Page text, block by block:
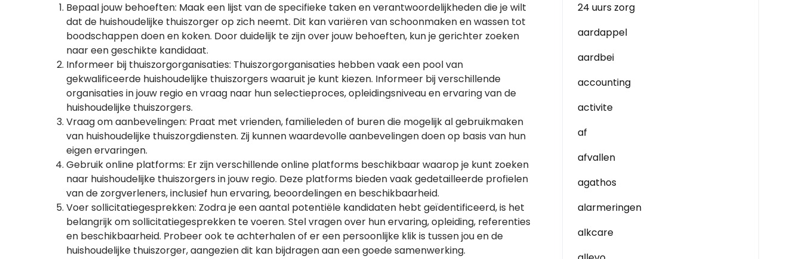
Bepaal jouw behoeften: Maak een lijst van de specifieke taken en verantwoordelijkheden die je wilt
dat de huishoudelijke thuiszorger op zich neemt. Dit kan variëren van schoonmaken en wassen tot
boodschappen doen en koken. Door duidelijk te zijn over jouw behoeften, kun je gerichter zoeken
naar een geschikte kandidaat.
Informeer bij thuiszorgorganisaties: Thuiszorgorganisaties hebben vaak een pool van
gekwalificeerde huishoudelijke thuiszorgers waaruit je kunt kiezen. Informeer bij verschillende
organisaties in jouw regio en vraag naar hun selectieproces, opleidingsniveau en ervaring van de
huishoudelijke thuiszorgers.
Vraag om aanbevelingen: Praat met vrienden, familieleden of buren die mogelijk al gebruikmaken
van huishoudelijke thuiszorgdiensten. Zij kunnen waardevolle aanbevelingen doen op basis van hun
eigen ervaringen.
Gebruik online platforms: Er zijn verschillende online platforms beschikbaar waarop je kunt zoeken
naar huishoudelijke thuiszorgers in jouw regio. Deze platforms bieden vaak gedetailleerde profielen
van de zorgverleners, inclusief hun ervaring, beoordelingen en beschikbaarheid.
Voer sollicitatiegesprekken: Zodra je een aantal potentiële kandidaten hebt geïdentificeerd, is het
belangrijk om sollicitatiegesprekken te voeren. Stel vragen over hun ervaring, opleiding, referenties
en beschikbaarheid. Probeer ook te achterhalen of er een persoonlijke klik is tussen jou en de
huishoudelijke thuiszorger, aangezien dit kan bijdragen aan een goede samenwerking.
24 uurs zorg
aardappel
aardbei
accounting
activite
af
afvallen
agathos
alarmeringen
alkcare